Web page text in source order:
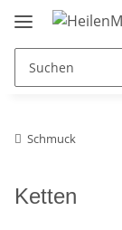
Schmuck
Ketten